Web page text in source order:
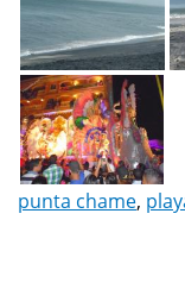
punta chame,